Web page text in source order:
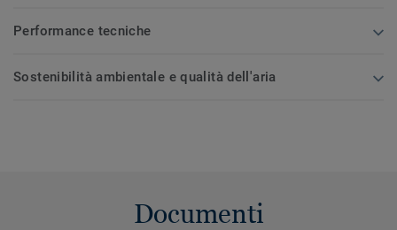
Performance tecniche
Sostenibilità ambientale e qualità dell'aria
Documenti